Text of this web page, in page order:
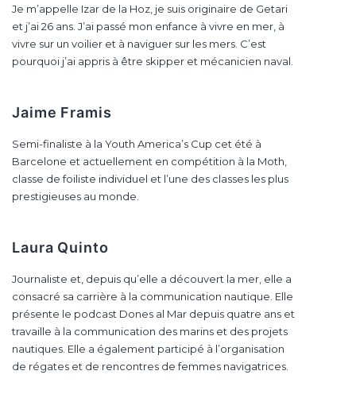
Je m’appelle Izar de la Hoz, je suis originaire de Getari
et j’ai 26 ans. J’ai passé mon enfance à vivre en mer, à
vivre sur un voilier et à naviguer sur les mers. C’est
pourquoi j’ai appris à être skipper et mécanicien naval.
Jaime Framis
Semi-finaliste à la Youth America’s Cup cet été à
Barcelone et actuellement en compétition à la Moth,
classe de foiliste individuel et l’une des classes les plus
prestigieuses au monde.
Laura Quinto
Journaliste et, depuis qu’elle a découvert la mer, elle a
consacré sa carrière à la communication nautique. Elle
présente le podcast Dones al Mar depuis quatre ans et
travaille à la communication des marins et des projets
nautiques. Elle a également participé à l’organisation
de régates et de rencontres de femmes navigatrices.